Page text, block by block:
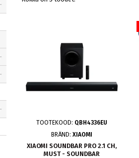
TOOTEKOOD: QBH4336EU
BRÄND: XIAOMI
XIAOMI SOUNDBAR PRO 2.1 CH,
MUST - SOUNDBAR